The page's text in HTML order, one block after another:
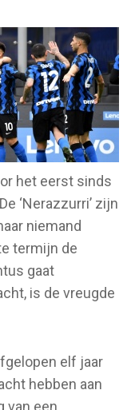
het eerst sinds
‘Nerazzurri’ zijn
niemand
termijn de
gaat
is de vreugde
elf jaar
hebben aan
van een